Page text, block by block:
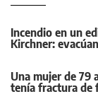
Incendio en un
Kirchner:
Una mujer de 79
tenía fractura de